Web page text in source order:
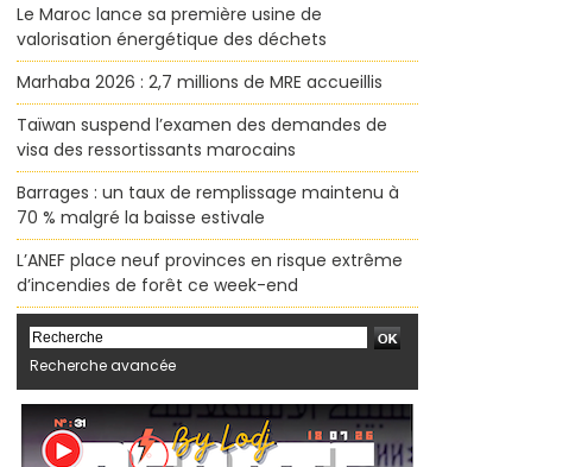
Le Maroc lance sa première usine de
valorisation énergétique des déchets
Marhaba 2026 : 2,7 millions de MRE accueillis
Taïwan suspend l’examen des demandes de
visa des ressortissants marocains
Barrages : un taux de remplissage maintenu à
70 % malgré la baisse estivale
L’ANEF place neuf provinces en risque extrême
d’incendies de forêt ce week-end
Recherche avancée